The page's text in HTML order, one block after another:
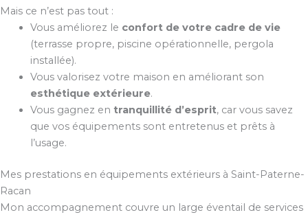
Mais ce n’est pas tout :
Vous améliorez le confort de votre cadre de vie
(terrasse propre, piscine opérationnelle, pergola
installée).
Vous valorisez votre maison en améliorant son
esthétique extérieure.
Vous gagnez en tranquillité d’esprit, car vous savez
que vos équipements sont entretenus et prêts à
l’usage.
Mes prestations en équipements extérieurs à Saint-Paterne-
Racan
Mon accompagnement couvre un large éventail de services